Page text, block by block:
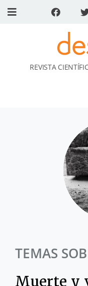
REVISTA
TEMAS
Muerte y